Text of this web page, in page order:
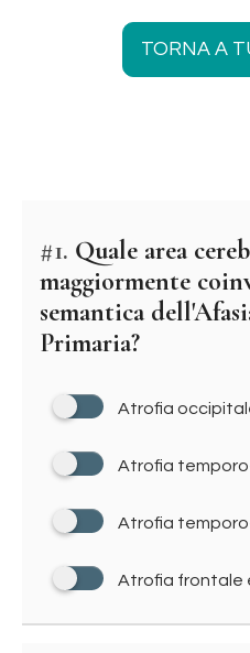
TORNA A
#1. Quale area
maggiormente
semantica
Primaria?
Atrofia
Atrofia
Atrofia
Atrofia frontale